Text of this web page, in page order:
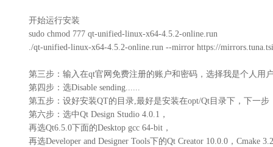
开始运行安装
sudo chmod 777 qt-unified-linux-x64-4.5.2-online.run
./qt-unified-linux-x64-4.5.2-online.run --mirror https://
第三步：输入在qt官网免费注册的账户和密码，选择我是个人用
第四步：选Disable sending......
第五步：设好安装QT的目录,最好是安装在opt/Qt目录下，下一步
第六步：选中Qt Design Studio 4.0.1，
再选Qt6.5.0下面的Desktop gcc 64-bit，
再选Developer and Designer Tools下的Qt Creator 10.0.0，Cmake